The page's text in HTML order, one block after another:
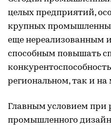
целых предприятий,
крупных
еще нереализованным
способным повышать
региональном, так и
Главным условием при
промышленного